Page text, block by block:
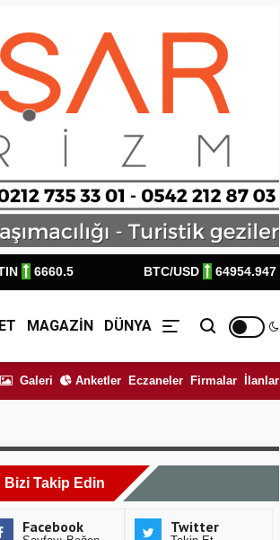
6660.5 BTC/USD 64954.947
MAGAZİN DÜNYA
Galeri Anketler Eczaneler Firmalar İlanlar
Bizi Takip Edin
Facebook Twitter